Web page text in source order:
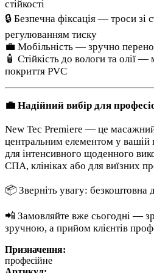
стійкості
🔒 Безпечна фіксація — троси зі
регулюванням тиску
💼 Мобільність — зручно
🧴 Стійкість до вологи та олії
покриття PVC
💼 Надійний вибір для
New Tec Premiere — це
центральним елементом у вашій
для інтенсивного щоденного
СПА, клініках або для виїзних
📦 Зверніть увагу: безкоштовна
📲 Замовляйте вже сьогодні —
зручною, а прийом клієнтів
Призначення:
професійне